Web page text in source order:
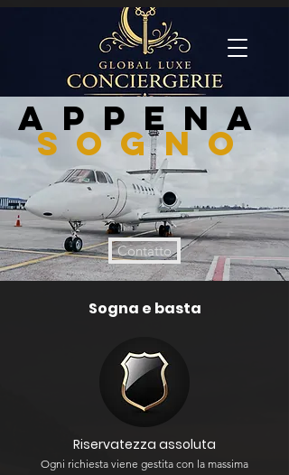
APPENA
sogno
Contatto
Sogna e basta
Riservatezza assoluta
Ogni richiesta viene gestita con la massima